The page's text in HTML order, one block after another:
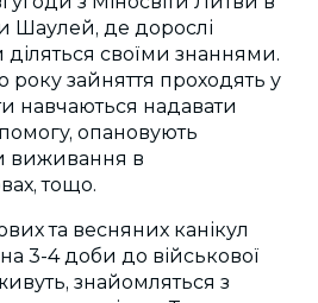
Шаулей, де дорослі
діляться своїми знаннями.
року зайняття проходять у
навчаються надавати
опановують
виживання в
тощо.
та весняних канікул
3-4 доби до військової
знайомляться з